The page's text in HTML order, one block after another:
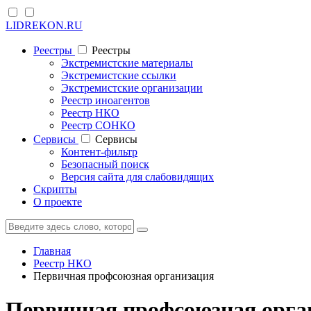
LIDREKON.RU
Реестры
Реестры
Экстремистские материалы
Экстремистские ссылки
Экстремистские организации
Реестр иноагентов
Реестр НКО
Реестр СОНКО
Cервисы
Cервисы
Контент-фильтр
Безопасный поиск
Версия сайта для слабовидящих
Скрипты
О проекте
Главная
Реестр НКО
Первичная профсоюзная организация